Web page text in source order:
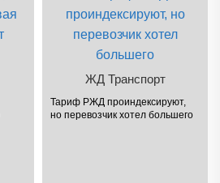
ЖД Транспорт
Тариф РЖД проиндексируют,
но перевозчик хотел большего